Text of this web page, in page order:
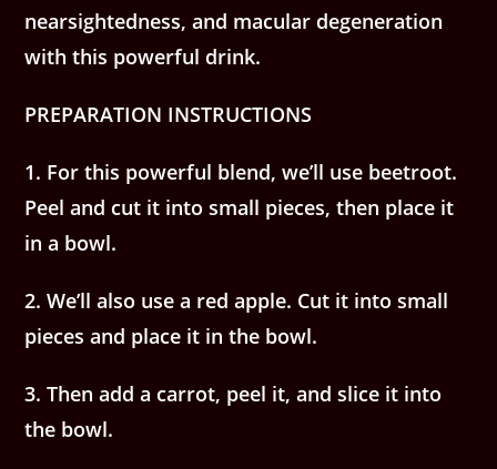
nearsightedness, and macular degeneration
with this powerful drink.
PREPARATION INSTRUCTIONS
1. For this powerful blend, we’ll use beetroot.
Peel and cut it into small pieces, then place it
in a bowl.
2. We’ll also use a red apple. Cut it into small
pieces and place it in the bowl.
3. Then add a carrot, peel it, and slice it into
the bowl.